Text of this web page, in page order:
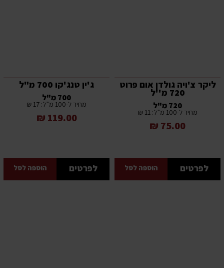
ליקר צ'ויה גולדן אום פרוט
720 מ''ל
720 מ"ל
מחיר ל-100 מ”ל: 11 ₪
75.00 ₪
לפרטים הוספה לסל
ג'ין טנג'קו 700 מ"ל
700 מ"ל
מחיר ל-100 מ”ל: 17 ₪
119.00 ₪
לפרטים הוספה לסל